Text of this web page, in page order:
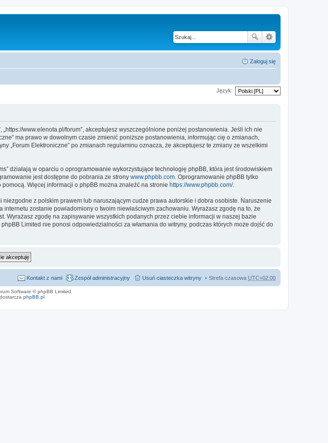
Zaloguj się
Język:
„https://www.elenota.pl/forum”, akceptujesz wyszczególnione poniżej postanowienia. Jeśli ich nie
ma prawo w dowolnym czasie zmienić poniższe postanowienia, informując cię o zmianach,
„Forum Elektroniczne” po zmianach regulaminu oznacza, że akceptujesz te zmiany ze wszelkimi
działają w oparciu o oprogramowanie wykorzystujące technologię phpBB, która jest środowiskiem
jest dostępne do pobrania ze strony www.phpbb.com . Oprogramowanie phpBB tylko
Więcej informacji o phpBB można znaleźć na stronie https://www.phpbb.com/.
z polskim prawem lub naruszającym cudze prawa autorskie i dobra osobiste. Naruszenie
zostanie powiadomiony o twoim niewłaściwym zachowaniu. Wyrażasz zgodę na to, że
Wyrażasz zgodę na zapisywanie wszystkich podanych przez ciebie informacji w naszej bazie
Limited nie ponosi odpowiedzialności za włamania do witryny, podczas których może dojść do
Strefa czasowa UTC+02:00
Usuń ciasteczka witryny
Zespół administracyjny
Kontakt z nami
Software © phpBB Limited
phpBB.pl